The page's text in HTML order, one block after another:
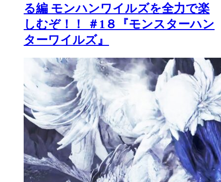
る編 モンハンワイルズを全力で楽
しむぞ！！ ＃1８『モンスターハン
ターワイルズ』